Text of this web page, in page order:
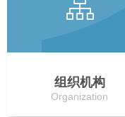
组织机构
Organization